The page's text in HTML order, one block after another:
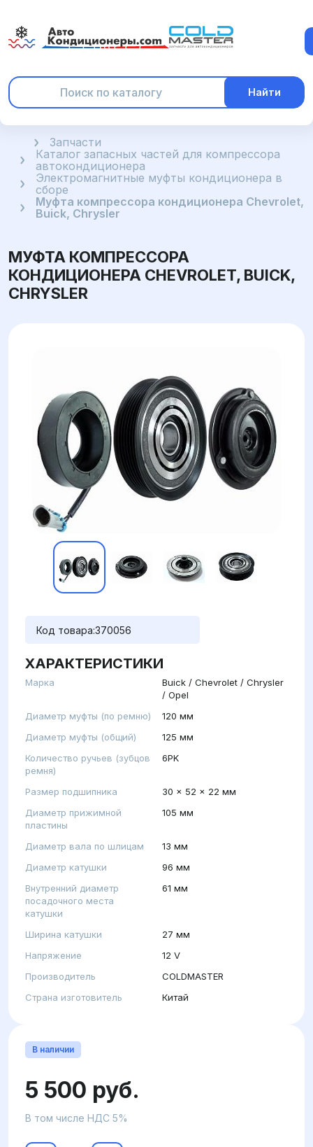
Найти
ГлавнаяЗапчасти
Каталог запасных частей для компрессора
автокондиционера
Электромагнитные муфты кондиционера в
сборе
Муфта компрессора кондиционера Chevrolet,
Buick, Chrysler
МУФТА КОМПРЕССОРА
КОНДИЦИОНЕРА CHEVROLET, BUICK,
CHRYSLER
Код товара:370056
ХАРАКТЕРИСТИКИ
Марка
Buick / Chevrolet / Chrysler
/ Opel
Диаметр муфты (по ремню)
120 мм
Диаметр муфты (общий)
125 мм
Количество ручьев (зубцов
ремня)
6PK
Размер подшипника
30 x 52 x 22 мм
Диаметр прижимной
пластины
105 мм
Диаметр вала по шлицам
13 мм
Диаметр катушки
96 мм
Внутренний диаметр
посадочного места
катушки
61 мм
Ширина катушки
27 мм
Напряжение
12 V
Производитель
COLDMASTER
Страна изготовитель
Китай
В наличии
5 500 руб.
В том числе НДС 5%